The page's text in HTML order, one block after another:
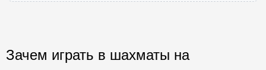
Зачем играть в шахматы на